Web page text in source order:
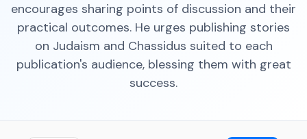
encourages sharing points of discussion and their
practical outcomes. He urges publishing stories
on Judaism and Chassidus suited to each
publication's audience, blessing them with great
success.